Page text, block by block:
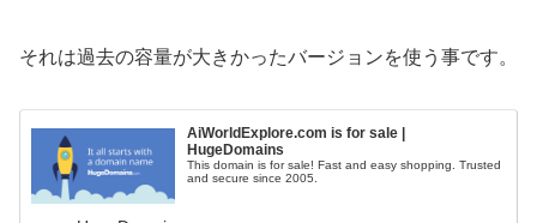
それは過去の容量が大きかったバージョンを使う事です。
AiWorldExplore.com is for sale |
HugeDomains
This domain is for sale! Fast and easy shopping. Trusted
and secure since 2005.